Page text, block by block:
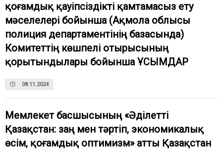
қоғамдық қауіпсіздікті қамтамасыз ету
мәселелері бойынша (Ақмола облысы
полиция департаментінің базасында)
Комитеттің көшпелі отырысының
қорытындылары бойынша ҰСЫМДАР
08.11.2024
Мемлекет басшысының «Әділетті
Қазақстан: заң мен тәртіп, экономикалық
өсім, қоғамдық оптимизм» атты Қазақстан